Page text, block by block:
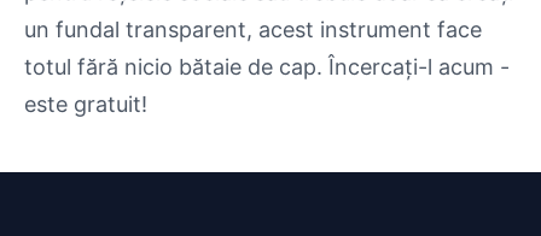
un fundal transparent, acest instrument face
totul fără nicio bătaie de cap. Încercați-l acum -
este gratuit!